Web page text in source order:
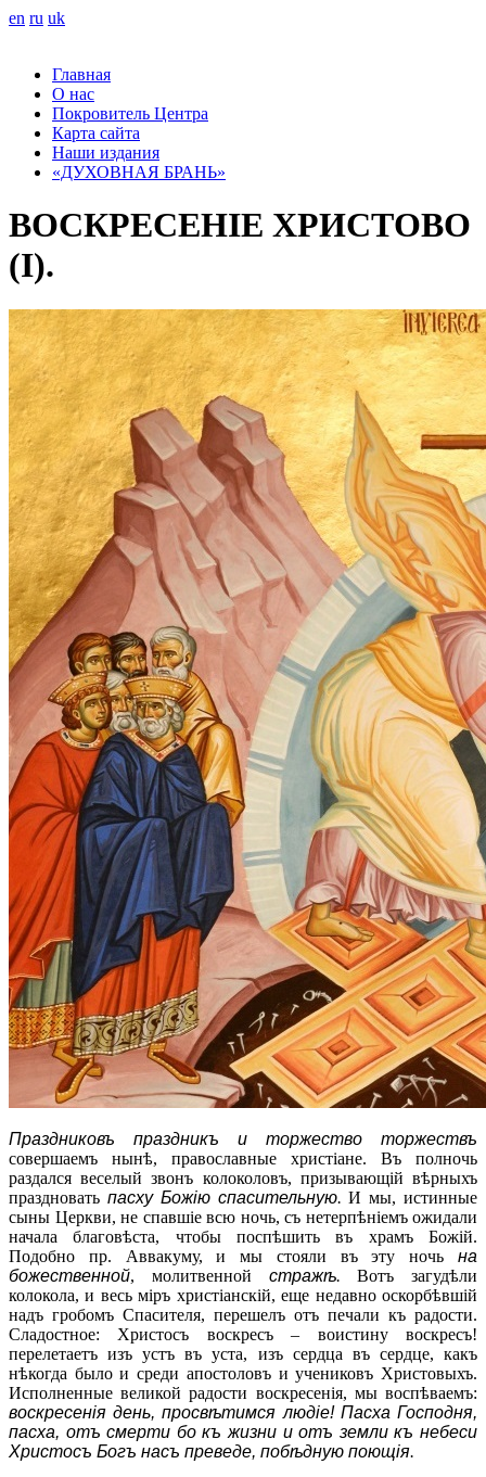
en ru uk
Главная
О нас
Покровитель Центра
Карта сайта
Наши издания
«ДУХОВНАЯ БРАНЬ»
ВОСКРЕСЕНІЕ ХРИСТОВО
(I).
Праздниковъ праздникъ и торжество торжествъ
совершаемъ нынѣ, православные христіане. Въ полночь
раздался веселый звонъ колоколовъ, призывающій вѣрныхъ
праздновать пасху Божію спасительную. И мы, истинные
сыны Церкви, не спавшіе всю ночь, съ нетерпѣніемъ ожидали
начала благовѣста, чтобы поспѣшить въ храмъ Божій.
Подобно пр. Аввакуму, и мы стояли въ эту ночь на
божественной, молитвенной стражѣ. Вотъ загудѣли
колокола, и весь міръ христіанскій, еще недавно оскорбѣвшій
надъ гробомъ Спасителя, перешелъ отъ печали къ радости.
Сладостное: Христосъ воскресъ – воистину воскресъ!
перелетаетъ изъ устъ въ уста, изъ сердца въ сердце, какъ
нѣкогда было и среди апостоловъ и учениковъ Христовыхъ.
Исполненные великой радости воскресенія, мы воспѣваемъ:
воскресенія день, просвѣтимся людіе! Пасха Господня,
пасха, отъ смерти бо къ жизни и отъ земли къ небеси
Христосъ Богъ насъ преведе, побѣдную поющія.